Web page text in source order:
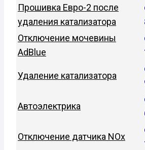
Прошивка Евро-2 после
удаления катализатора
Отключение мочевины
AdBlue
Удаление катализатора
Автоэлектрика
Отключение датчика NOx